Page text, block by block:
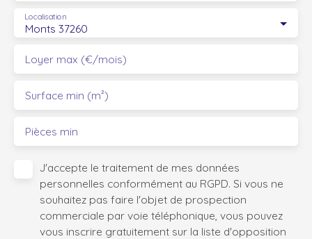
Monts 37260
Localisation
Loyer max (€/mois)
Surface min (m²)
Pièces min
J'accepte le traitement de mes données
personnelles conformément au RGPD. Si vous ne
souhaitez pas faire l'objet de prospection
commerciale par voie téléphonique, vous pouvez
vous inscrire gratuitement sur la liste d'opposition